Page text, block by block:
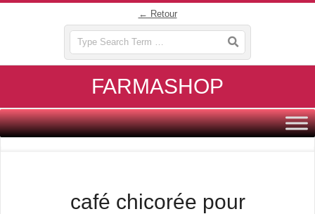
← Retour
FARMASHOP
Primary
Navigation
café chicorée pour